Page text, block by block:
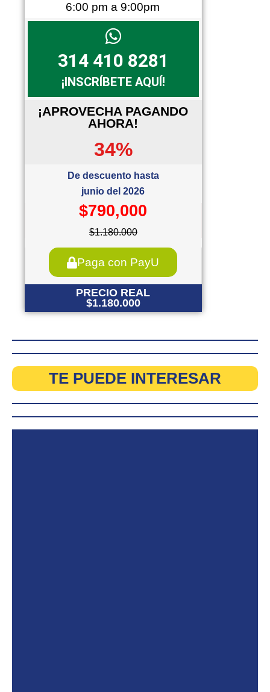
6:00 pm a 9:00pm
314 410 8281
¡INSCRÍBETE AQUÍ!
¡APROVECHA PAGANDO
AHORA!
34%
De descuento hasta
junio del 2026
$790,000
$1.180.000
Paga con PayU
PRECIO REAL
$1.180.000
TE PUEDE INTERESAR